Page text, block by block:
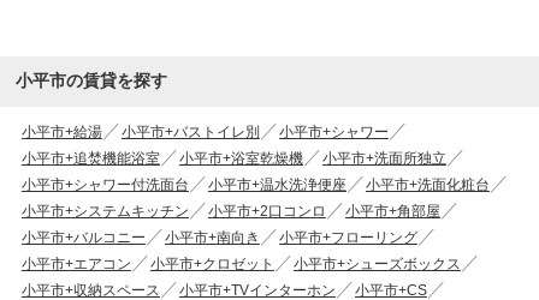
小平市の賃貸を探す
小平市+給湯 小平市+バストイレ別
小平市+シャワー
小平市+追焚機能浴室
小平市+浴室乾燥機
小平市+洗面所独立
小平市+シャワー付洗面台
小平市+温水洗浄便座
小平市+洗面化粧台
小平市+システムキッチン
小平市+2口コンロ
小平市+角部屋
小平市+バルコニー
小平市+南向き
小平市+フローリング
小平市+エアコン
小平市+クロゼット
小平市+シューズボックス
小平市+収納スペース
小平市+TVインターホン
小平市+CS